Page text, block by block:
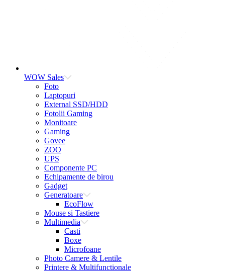
WOW Sales
Foto
Laptopuri
External SSD/HDD
Fotolii Gaming
Monitoare
Gaming
Govee
ZOO
UPS
Componente PC
Echipamente de birou
Gadget
Generatoare
EcoFlow
Mouse si Tastiere
Multimedia
Casti
Boxe
Microfoane
Photo Camere & Lentile
Printere & Multifunctionale